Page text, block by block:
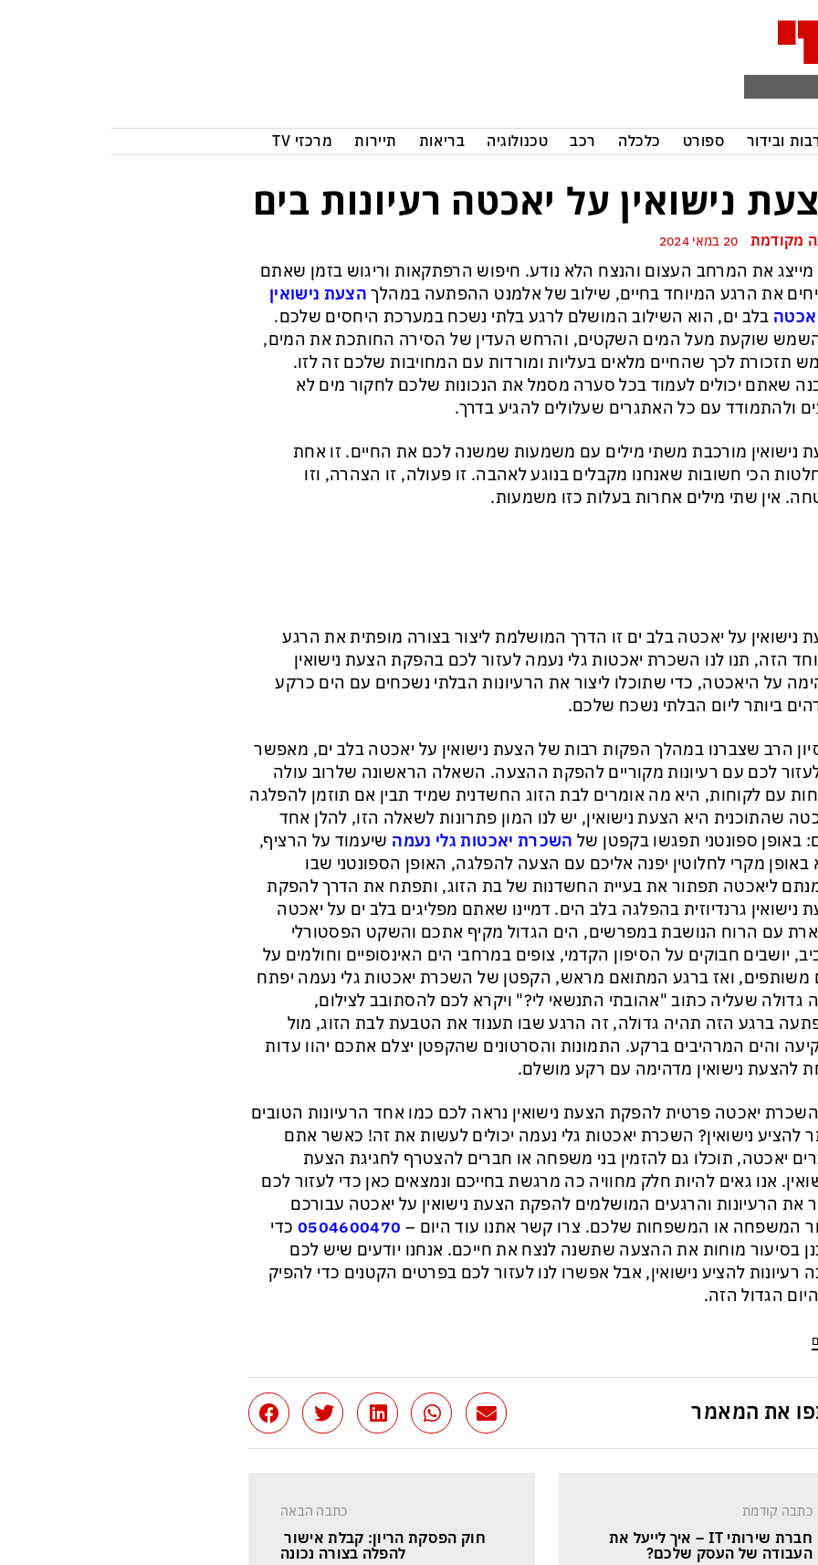
ובידור ספורט כלכלה רכב טכנולוגיה בריאות תיירות מרכזי TV
נישואין על יאכטה רעיונות בים
מקודמת
מייצג את המרחב העצום והנצח הלא נודע. חיפוש הרפתקאות וריגוש בזמן שאתם
את הרגע המיוחד בחיים, שילוב של אלמנט ההפתעה במהלך הצעת נישואין
בלב ים, הוא השילוב המושלם לרגע בלתי נשכח במערכת היחסים שלכם.
שוקעת מעל המים השקטים, והרחש העדין של הסירה החותכת את המים,
תזכורת לכך שהחיים מלאים בעליות ומורדות עם המחויבות שלכם זה לזו.
שאתם יכולים לעמוד בכל סערה מסמל את הנכונות שלכם לחקור מים לא
ולהתמודד עם כל האתגרים שעלולים להגיע בדרך.
נישואין מורכבת משתי מילים עם משמעות שמשנה לכם את החיים. זו אחת
הכי חשובות שאנחנו מקבלים בנוגע לאהבה. זו פעולה, זו הצהרה, וזו
אין שתי מילים אחרות בעלות כזו משמעות.
נישואין על יאכטה בלב ים זו הדרך המושלמת ליצור בצורה מופתית את הרגע
הזה, תנו לנו השכרת יאכטות גלי נעמה לעזור לכם בהפקת הצעת נישואין
על היאכטה, כדי שתוכלו ליצור את הרעיונות הבלתי נשכחים עם הים כרקע
ביותר ליום הבלתי נשכח שלכם.
הרב שצברנו במהלך הפקות רבות של הצעת נישואין על יאכטה בלב ים, מאפשר
לעזור לכם עם רעיונות מקוריים להפקת ההצעה. השאלה הראשונה שלרוב עולה
עם לקוחות, היא מה אומרים לבת הזוג החשדנית שמיד תבין אם תוזמן להפלגה
שהתוכנית היא הצעת נישואין, יש לנו המון פתרונות לשאלה הזו, להלן אחד
באופן ספונטני תפגשו בקפטן של השכרת יאכטות גלי נעמה שיעמוד על הרציף,
באופן מקרי לחלוטין יפנה אליכם עם הצעה להפלגה, האופן הספונטני שבו
ליאכטה תפתור את בעיית החשדנות של בת הזוג, ותפתח את הדרך להפקת
נישואין גרנדיוזית בהפלגה בלב הים. דמיינו שאתם מפליגים בלב ים על יאכטה
עם הרוח הנושבת במפרשים, הים הגדול מקיף אתכם והשקט הפסטורלי
יושבים חבוקים על הסיפון הקדמי, צופים במרחבי הים האינסופיים וחולמים על
משותפים, ואז ברגע המתואם מראש, הקפטן של השכרת יאכטות גלי נעמה יפתח
גדולה שעליה כתוב "אהובתי התנשאי לי?" ויקרא לכם להסתובב לצילום,
ברגע הזה תהיה גדולה, זה הרגע שבו תענוד את הטבעת לבת הזוג, מול
והים המרהיבים ברקע. התמונות והסרטונים שהקפטן יצלם אתכם יהוו עדות
להצעת נישואין מדהימה עם רקע מושלם.
יאכטה פרטית להפקת הצעת נישואין נראה לכם כמו אחד הרעיונות הטובים
להציע נישואין? השכרת יאכטות גלי נעמה יכולים לעשות את זה! כאשר אתם
יאכטה, תוכלו גם להזמין בני משפחה או חברים להצטרף לחגיגת הצעת
אנו גאים להיות חלק מחוויה כה מרגשת בחייכם ונמצאים כאן כדי לעזור לכם
את הרעיונות והרגעים המושלמים להפקת הצעת נישואין על יאכטה עבורכם
המשפחה או המשפחות שלכם. צרו קשר אתנו עוד היום – 0504600470 כדי
בסיעור מוחות את ההצעה שתשנה לנצח את חייכם. אנחנו יודעים שיש לכם
רעיונות להציע נישואין, אבל אפשרו לנו לעזור לכם בפרטים הקטנים כדי להפיק
הגדול הזה.
את המאמר
כתבה קודמת
חברת שירותי IT – איך לייעל את
העבודה של העסק שלכם?
כתבה הבאה
חוק הפסקת הריון: קבלת אישור
להפלה בצורה נכונה